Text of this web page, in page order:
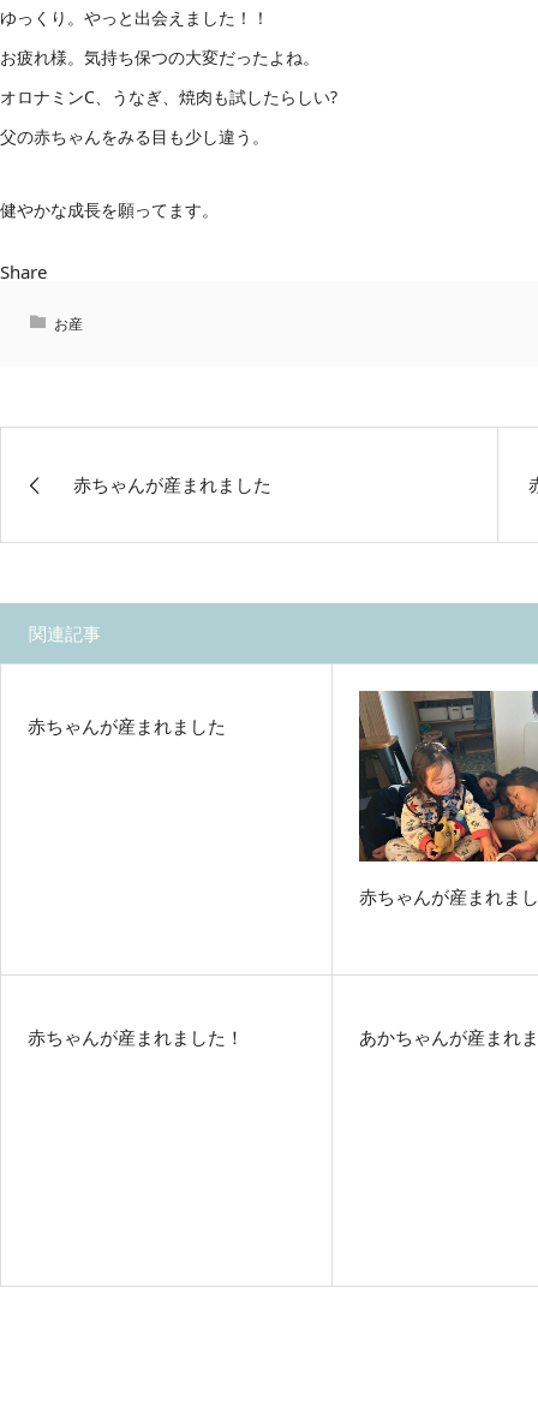
ゆっくり。やっと出会えました！！
お疲れ様。気持ち保つの大変だったよね。
オロナミンC、うなぎ、焼肉も試したらしい?
父の赤ちゃんをみる目も少し違う。
健やかな成長を願ってます。
Share
お産
赤ちゃんが産まれました
関連記事
赤ちゃんが産まれました
赤ちゃんが産まれま
赤ちゃんが産まれました！ あかちゃんが産まれ